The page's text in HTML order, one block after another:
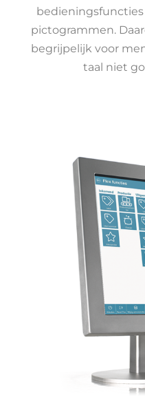
pictogrammen.
begrijpelijk voor
taal niet